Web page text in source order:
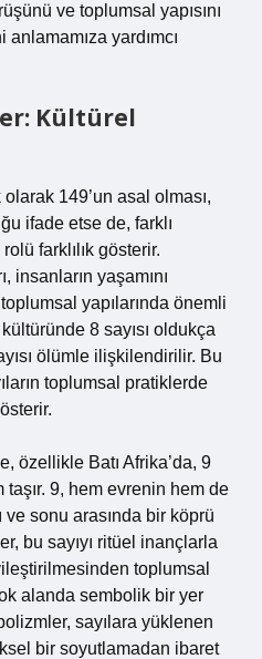
ve toplumsal yapısını
yardımcı
Kültürel
149’un asal olması,
ifade etse de, farklı
farklılık gösterir.
insanların yaşamını
yapılarında önemli
8 sayısı oldukça
ölümle ilişkilendirilir. Bu
toplumsal pratiklerde
özellikle Batı Afrika’da, 9
taşır. 9, hem evrenin hem de
ve sonu arasında bir köprü
bu sayıyı ritüel inançlarla
toplumsal
alanda sembolik bir yer
sayılara yüklenen
bir soyutlamadan ibaret